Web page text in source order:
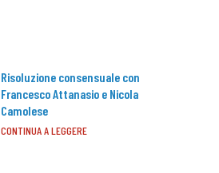
Risoluzione consensuale con
Francesco Attanasio e Nicola
Camolese
CONTINUA A LEGGERE